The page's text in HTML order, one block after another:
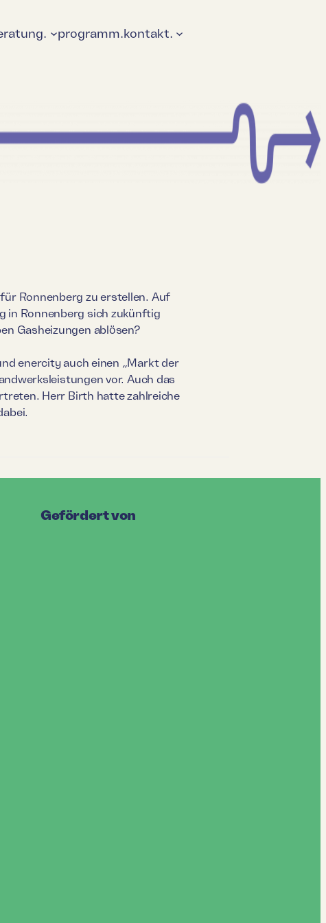
programm.kontakt.
Ronnenberg zu erstellen. Auf
in Ronnenberg sich zukünftig
Gasheizungen ablösen?
enercity auch einen „Markt der
vor. Auch das
Herr Birth hatte zahlreiche
Gefördert von